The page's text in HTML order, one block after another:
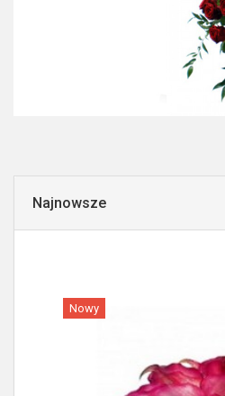
Najnowsze
Nowy